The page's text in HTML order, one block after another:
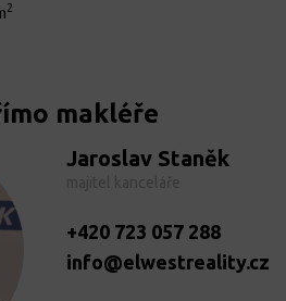
2
makléře
Jaroslav Staněk
+420 723 057 288
info@elwestreality.cz